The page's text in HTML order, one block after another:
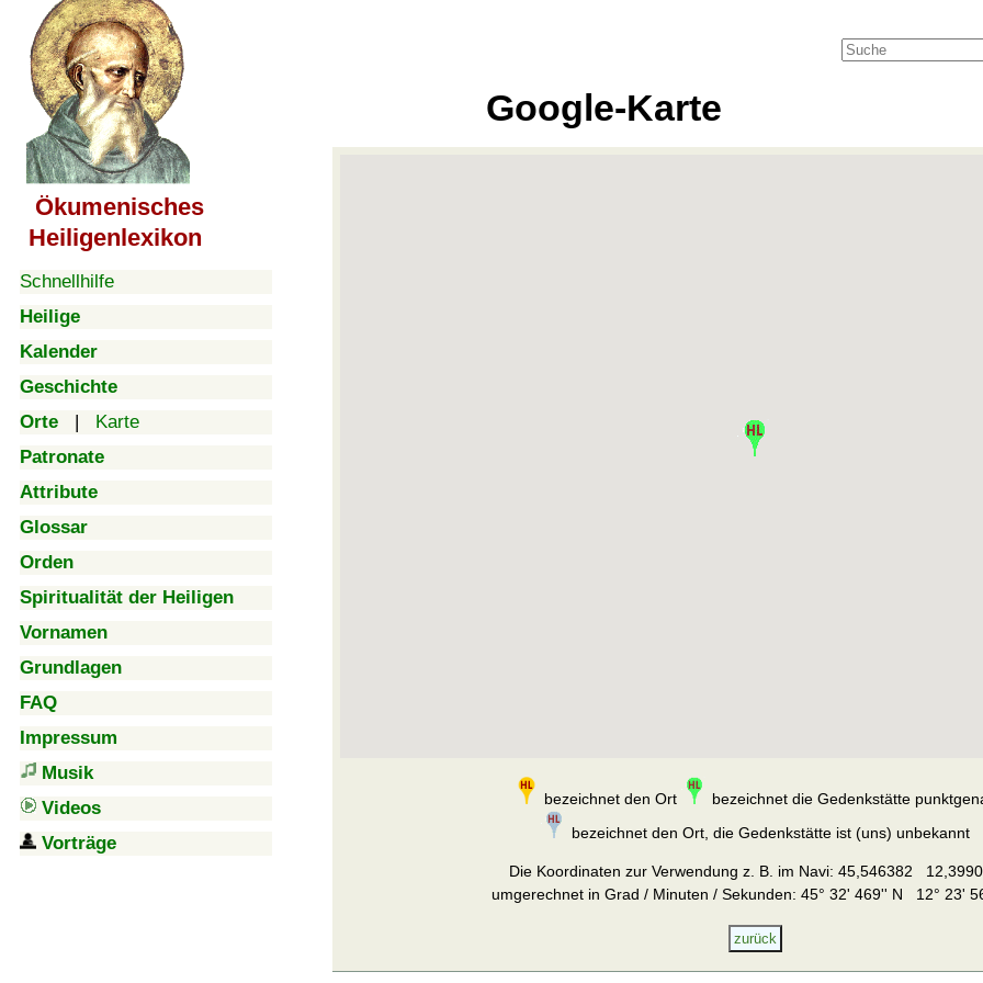
Ökumenisches
Heiligenlexikon
Schnellhilfe
Heilige
Kalender
Geschichte
Orte | Karte
Patronate
Attribute
Glossar
Orden
Spiritualität der Heiligen
Vornamen
Grundlagen
FAQ
Impressum
Musik
Videos
Vorträge
Google-Karte
bezeichnet den Ort
bezeichnet die Gedenkstätte
bezeichnet den Ort, die Gedenkstätte ist (uns) unbekannt
Die Koordinaten zur Verwendung z. B. im Navi: 45,546382
umgerechnet in Grad / Minuten / Sekunden: 45° 32' 469'' N 12° 23'